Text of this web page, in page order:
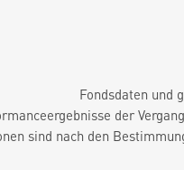
Fondsdaten und
der
sind nach den